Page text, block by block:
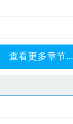
查看更多章节...